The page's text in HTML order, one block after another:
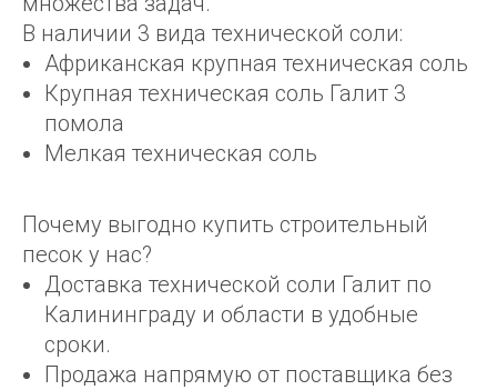
В наличии 3 вида технической соли:
Африканская крупная техническая соль
Крупная техническая соль Галит 3
помола
Мелкая техническая соль
Почему выгодно купить строительный
песок у нас?
Доставка технической соли Галит по
Калининграду и области в удобные
сроки.
Продажа напрямую от поставщика без